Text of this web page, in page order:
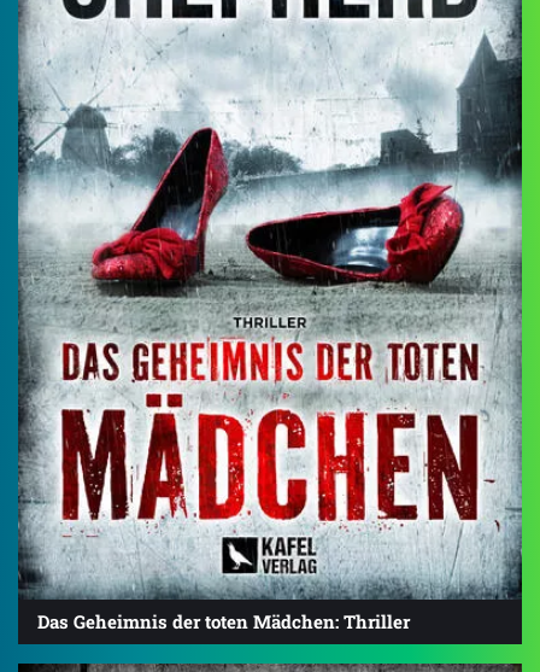
Das Geheimnis der toten Mädchen: Thriller